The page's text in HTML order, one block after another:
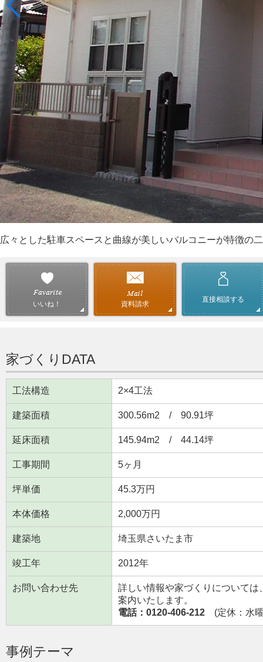
広々とした駐車スペースと曲線が美しいバルコニーが特徴の
いいね！ 資料請求
直接相談する
家づくりDATA
工法構造 2×4工法
建築面積 300.56m2 / 90.91坪
延床面積 145.94m2 / 44.14坪
工事期間 5ヶ月
坪単価 45.3万円
本体価格 2,000万円
建築地 埼玉県さいたま市
竣工年 2012年
お問い合わせ先
詳しい情報や家づくりについて
案内いたします。
電話：0120-406-212 (定休：水
事例テーマ